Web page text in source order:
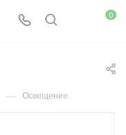
0
— Освещение